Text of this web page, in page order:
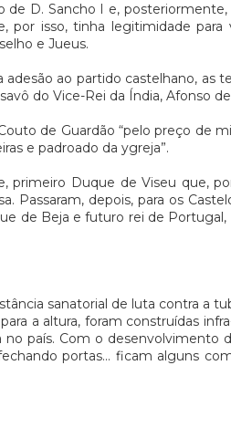
D. Sancho I e,
isso, tinha legitimidade para
e Jueus.
ao partido castelhano, as
do Vice-Rei da Índia, Afonso
de Guardão “pelo preço de
e padroado da ygreja”.
primeiro Duque de Viseu que,
Passaram, depois, para os
de Beja e futuro rei de
sanatorial de luta contra a
a altura, foram construídas
país. Com o desenvolvimento
portas... ficam alguns